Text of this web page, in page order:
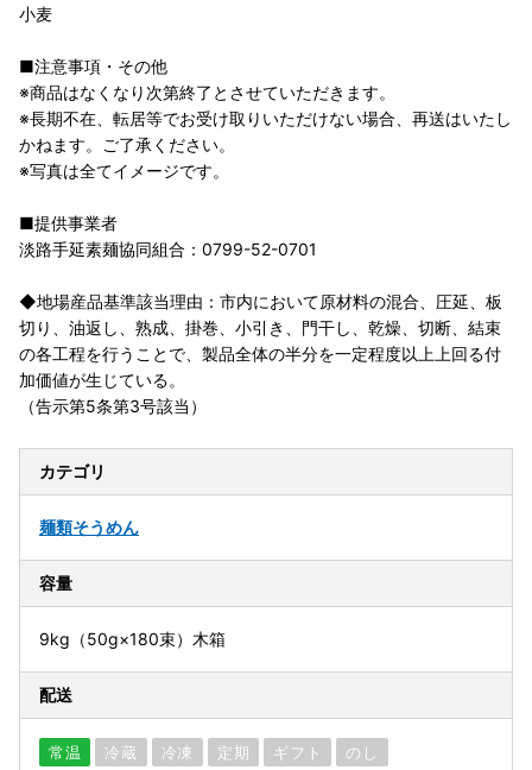
小麦
■注意事項・その他
※商品はなくなり次第終了とさせていただきます。
※長期不在、転居等でお受け取りいただけない場合、再送はいたし
かねます。ご了承ください。
※写真は全てイメージです。
■提供事業者
淡路手延素麺協同組合：0799-52-0701
◆地場産品基準該当理由：市内において原材料の混合、圧延、板
切り、油返し、熟成、掛巻、小引き、門干し、乾燥、切断、結束
の各工程を行うことで、製品全体の半分を一定程度以上上回る付
加価値が生じている。
（告示第5条第3号該当）
カテゴリ
麺類そうめん
容量
9kg（50g×180束）木箱
配送
常温 冷蔵 冷凍 定期 ギフト のし